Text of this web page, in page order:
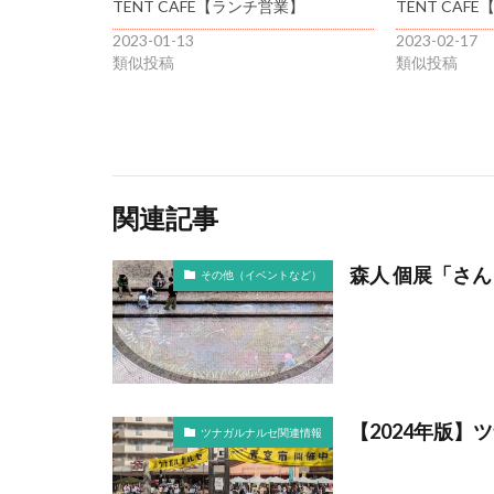
TENT CAFE【ランチ営業】
2023-01-13
類似投稿
TENT CAFE
2023-02-17
類似投稿
関連記事
その他（イベントなど） 森人 個展「さ
ツナガルナルセ関連情報 【2024年版